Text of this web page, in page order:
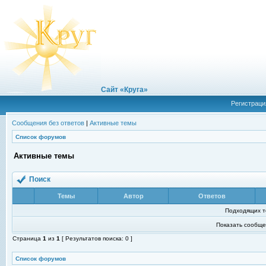
Сайт «Круга»
Сообщения без ответов | Активные темы
Список форумов
Активные темы
Поиск
Темы Автор Ответов
Подходящих
Показать
Страница 1 из 1 [ Результатов поиска: 0 ]
Список форумов